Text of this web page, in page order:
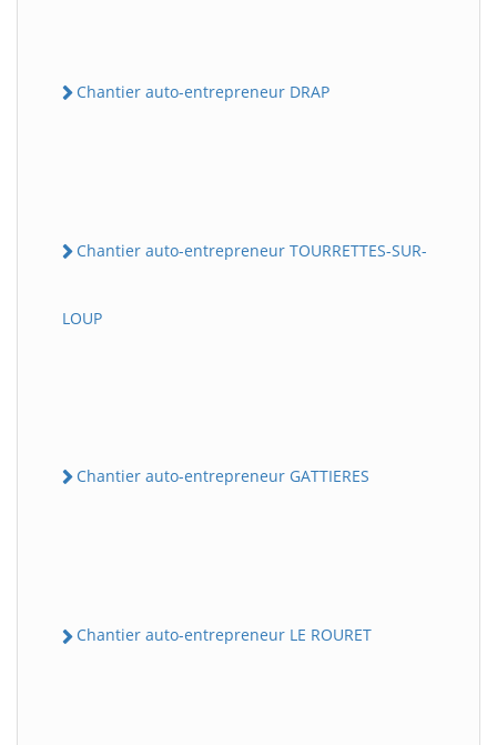
Chantier auto-entrepreneur DRAP
Chantier auto-entrepreneur TOURRETTES-SUR-
LOUP
Chantier auto-entrepreneur GATTIERES
Chantier auto-entrepreneur LE ROURET